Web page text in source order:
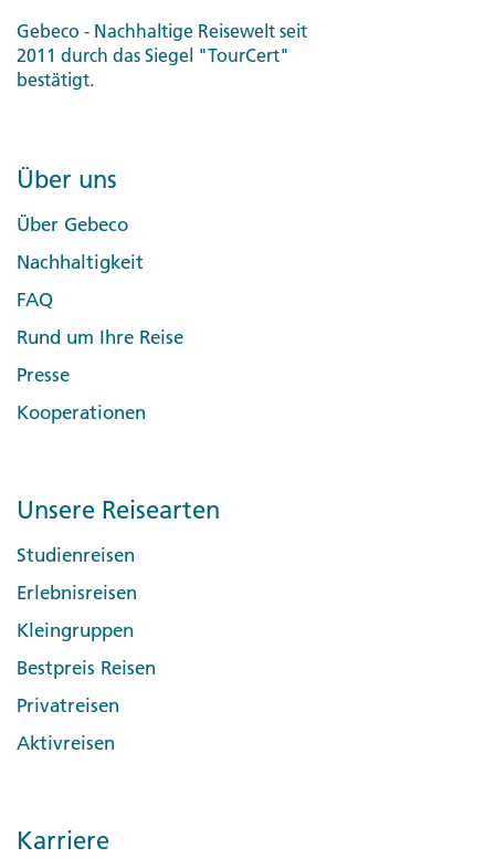
Gebeco - Nachhaltige Reisewelt seit
2011 durch das Siegel "TourCert"
bestätigt.
Über uns
Über Gebeco
Nachhaltigkeit
FAQ
Rund um Ihre Reise
Presse
Kooperationen
Unsere Reisearten
Studienreisen
Erlebnisreisen
Kleingruppen
Bestpreis Reisen
Privatreisen
Aktivreisen
Karriere